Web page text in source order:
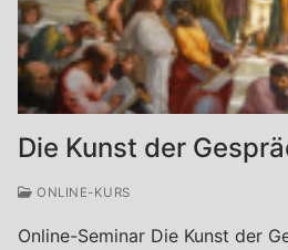
Die Kunst der
ONLINE-KURS
Online-Seminar Die Kunst der